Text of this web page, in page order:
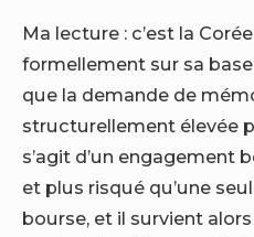
Ma lecture : c’est la
formellement sur sa
que la demande de
structurellement élevée
s’agit d’un
et plus risqué qu’une
bourse, et il survient